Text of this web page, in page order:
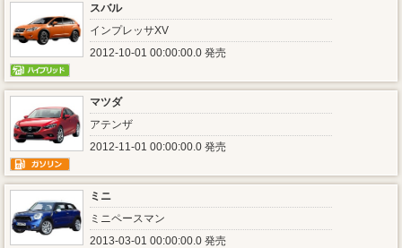
スバル
インプレッサXV
2012-10-01 00:00:00.0 発売
マツダ
アテンザ
2012-11-01 00:00:00.0 発売
ミニ
ミニペースマン
2013-03-01 00:00:00.0 発売